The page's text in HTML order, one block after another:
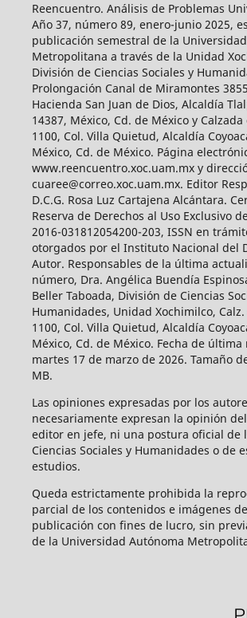
Reencuentro. Análisis de Problemas
Año 37, número 89, enero-junio 2025,
publicación semestral de la
Metropolitana a través de la Unidad
División de Ciencias Sociales y
Prolongación Canal de Miramontes
Hacienda San Juan de Dios, Alcaldía
14387, México, Cd. de México y
1100, Col. Villa Quietud, Alcaldía
México, Cd. de México. Página
www.reencuentro.xoc.uam.mx y
cuaree@correo.xoc.uam.mx. Editor
D.C.G. Rosa Luz Cartajena Alcántara.
Reserva de Derechos al Uso Exclusivo
2016-031812054200-203, ISSN en
otorgados por el Instituto Nacional del
Autor. Responsables de la última
número, Dra. Angélica Buendía
Beller Taboada, División de Ciencias
Humanidades, Unidad Xochimilco,
1100, Col. Villa Quietud, Alcaldía
México, Cd. de México. Fecha de
martes 17 de marzo de 2026. Tamaño
MB.
Las opiniones expresadas por los
necesariamente expresan la opinión
editor en jefe, ni una postura oficial de
Ciencias Sociales y Humanidades o de
estudios.
Queda estrictamente prohibida la
parcial de los contenidos e imágenes
publicación con fines de lucro, sin
de la Universidad Autónoma